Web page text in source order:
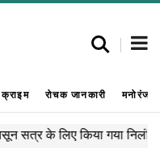
क्राइम रोचक जानकारी मनोरंजन